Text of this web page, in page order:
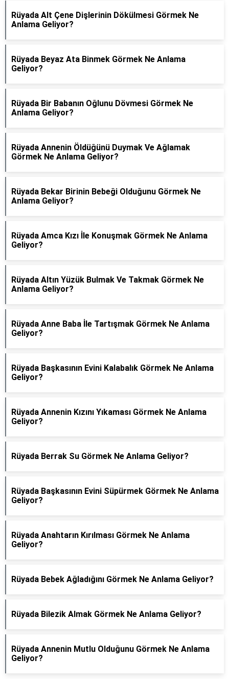
Rüyada Alt Çene Dişlerinin Dökülmesi Görmek Ne
Anlama Geliyor?
Rüyada Beyaz Ata Binmek Görmek Ne Anlama
Geliyor?
Rüyada Bir Babanın Oğlunu Dövmesi Görmek Ne
Anlama Geliyor?
Rüyada Annenin Öldüğünü Duymak Ve Ağlamak
Görmek Ne Anlama Geliyor?
Rüyada Bekar Birinin Bebeği Olduğunu Görmek Ne
Anlama Geliyor?
Rüyada Amca Kızı İle Konuşmak Görmek Ne Anlama
Geliyor?
Rüyada Altın Yüzük Bulmak Ve Takmak Görmek Ne
Anlama Geliyor?
Rüyada Anne Baba İle Tartışmak Görmek Ne Anlama
Geliyor?
Rüyada Başkasının Evini Kalabalık Görmek Ne Anlama
Geliyor?
Rüyada Annenin Kızını Yıkaması Görmek Ne Anlama
Geliyor?
Rüyada Berrak Su Görmek Ne Anlama Geliyor?
Rüyada Başkasının Evini Süpürmek Görmek Ne Anlama
Geliyor?
Rüyada Anahtarın Kırılması Görmek Ne Anlama
Geliyor?
Rüyada Bebek Ağladığını Görmek Ne Anlama Geliyor?
Rüyada Bilezik Almak Görmek Ne Anlama Geliyor?
Rüyada Annenin Mutlu Olduğunu Görmek Ne Anlama
Geliyor?